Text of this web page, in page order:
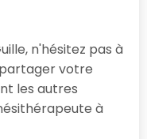
n'hésitez pas à
votre
les autres
à